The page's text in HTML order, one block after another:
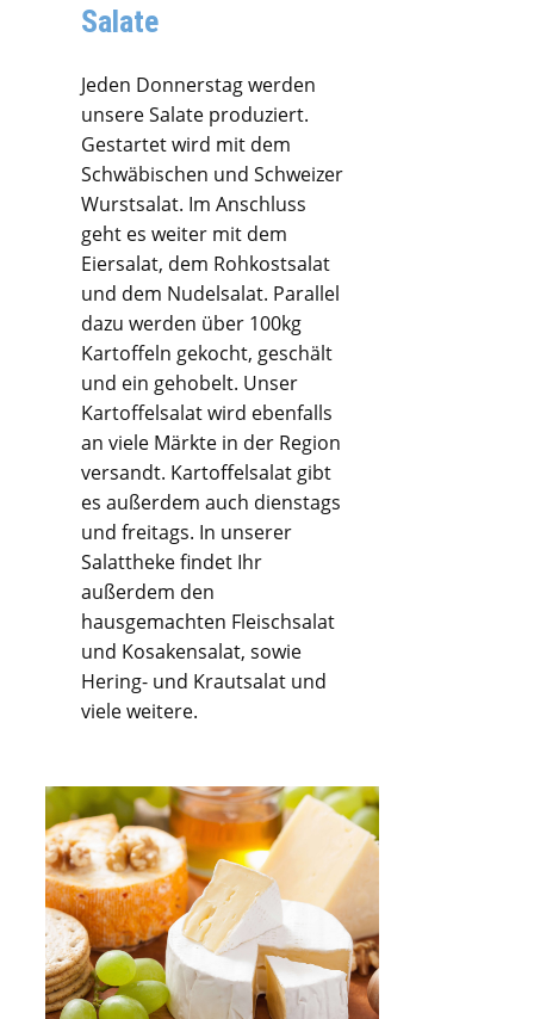
Salate
Jeden Donnerstag werden
unsere Salate produziert.
Gestartet wird mit dem
Schwäbischen und Schweizer
Wurstsalat. Im Anschluss
geht es weiter mit dem
Eiersalat, dem Rohkostsalat
und dem Nudelsalat. Parallel
dazu werden über 100kg
Kartoffeln gekocht, geschält
und ein gehobelt. Unser
Kartoffelsalat wird ebenfalls
an viele Märkte in der Region
versandt. Kartoffelsalat gibt
es außerdem auch dienstags
und freitags. In unserer
Salattheke findet Ihr
außerdem den
hausgemachten Fleischsalat
und Kosakensalat, sowie
Hering- und Krautsalat und
viele weitere.